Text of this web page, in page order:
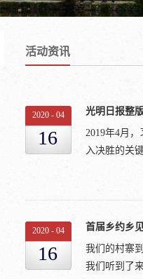
活动资讯
2020 - 04
16
光明日报整
2019年4月
入决胜的关
城口县地处
微弱，是重
口”，从“等
实现生态资
2020 - 04
16
首届乡约乡
我们的村寨
我们听到了